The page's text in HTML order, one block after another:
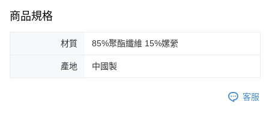
商品規格
材質 85%聚酯纖維 15%嫘縈
產地 中國製
客服